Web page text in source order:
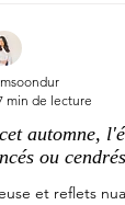
automne,
ou cendrés
et reflets
min de lecture